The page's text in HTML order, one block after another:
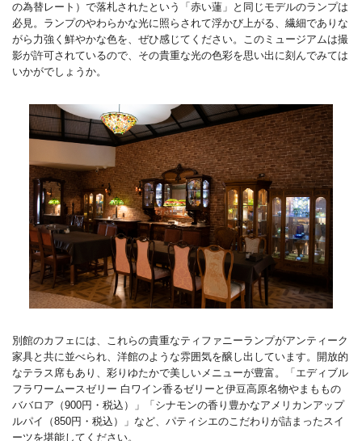
の為替レート）で落札されたという「赤い蓮」と同じモデルのランプは
必見。ランプのやわらかな光に照らされて浮かび上がる、繊細でありな
がら力強く鮮やかな色を、ぜひ感じてください。このミュージアムは撮
影が許可されているので、その貴重な光の色彩を思い出に刻んでみては
いかがでしょうか。
別館のカフェには、これらの貴重なティファニーランプがアンティーク
家具と共に並べられ、洋館のような雰囲気を醸し出しています。開放的
なテラス席もあり、彩りゆたかで美しいメニューが豊富。「エディブル
フラワームースゼリー 白ワイン香るゼリーと伊豆高原名物やまももの
ババロア（900円・税込）」「シナモンの香り豊かなアメリカンアップ
ルパイ（850円・税込）」など、パティシエのこだわりが詰まったスイ
ーツを堪能してください。